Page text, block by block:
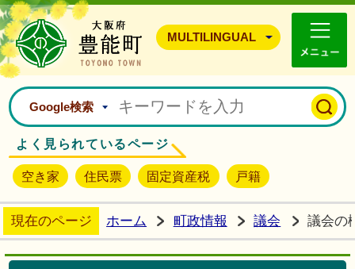
豊能町ホームページ
MULTILINGUAL
Google検索
よく見られているページ
空き家 住民票 固定資産税 戸籍
現在のページ ホーム 町政情報 議会 議会の